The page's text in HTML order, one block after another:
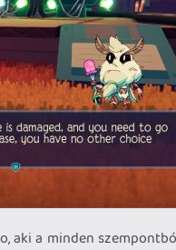
aki a minden